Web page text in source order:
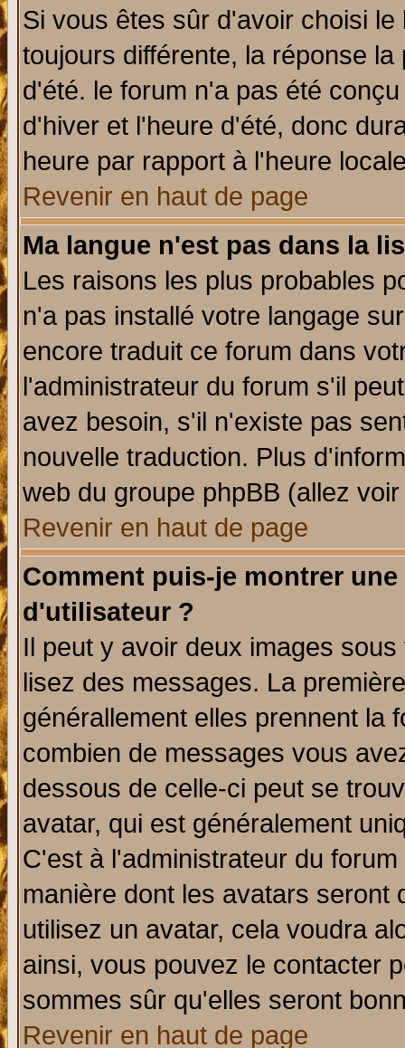
Si vous êtes sûr d'avoir choisi
toujours différente, la réponse
d'été. le forum n'a pas été
d'hiver et l'heure d'été, donc
heure par rapport à l'heure
Revenir en haut de page
Ma langue n'est pas dans la
Les raisons les plus probables
n'a pas installé votre langage
encore traduit ce forum dans
l'administrateur du forum s'il
avez besoin, s'il n'existe pas
nouvelle traduction. Plus
web du groupe phpBB (allez
Revenir en haut de page
Comment puis-je montrer
d'utilisateur ?
Il peut y avoir deux images
lisez des messages. La
générallement elles prennent la
combien de messages vous
dessous de celle-ci peut se
avatar, qui est généralement
C'est à l'administrateur du
manière dont les avatars seront
utilisez un avatar, cela voudra
ainsi, vous pouvez le contacter
sommes sûr qu'elles seront
Revenir en haut de page